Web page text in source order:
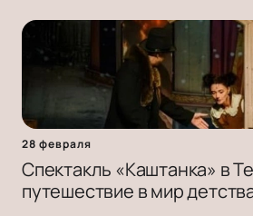
28 февраля
Спектакль «Каштанка» в
путешествие в мир